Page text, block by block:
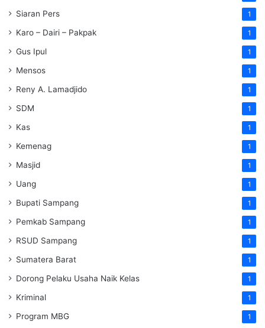
Siaran Pers 1
Karo – Dairi – Pakpak 1
Gus Ipul 1
Mensos 1
Reny A. Lamadjido 1
SDM 1
Kas 1
Kemenag 1
Masjid 1
Uang 1
Bupati Sampang 1
Pemkab Sampang 1
RSUD Sampang 1
Sumatera Barat 1
Dorong Pelaku Usaha Naik Kelas 1
Kriminal 1
Program MBG 1